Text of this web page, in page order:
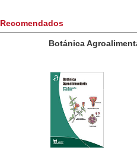
Recomendados
Botánica Agroalimentaria